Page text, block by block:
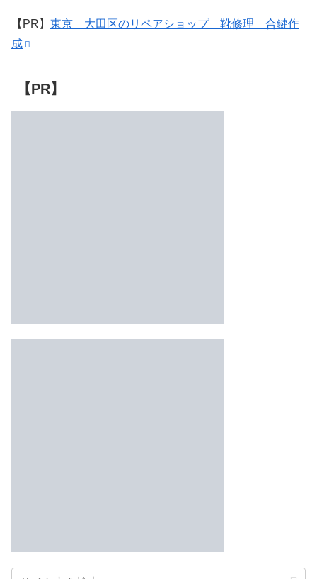
【PR】 東京 大田区のリペアショップ 靴修理 合鍵作
成
【PR】